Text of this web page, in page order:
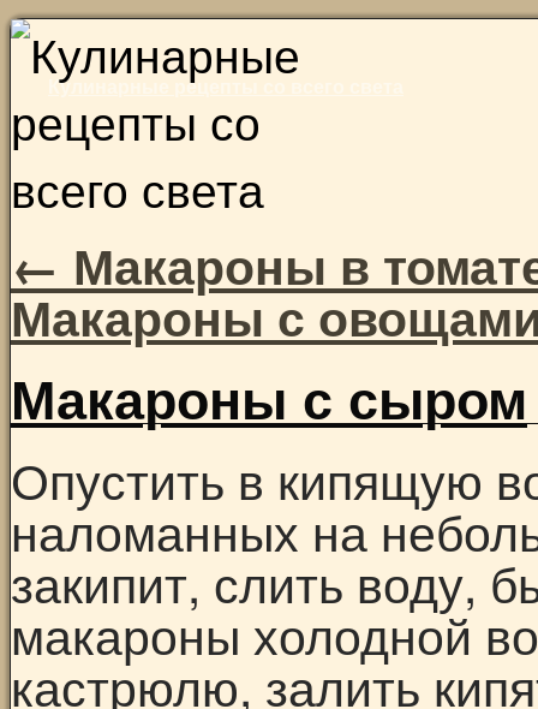
Кулинарные рецепты со всего света
Skip
content
← Макароны в
Макароны с
Макароны с сыром
Опустить в кипящую
наломанных на
закипит, слить воду,
макароны холодной
кастрюлю, залить